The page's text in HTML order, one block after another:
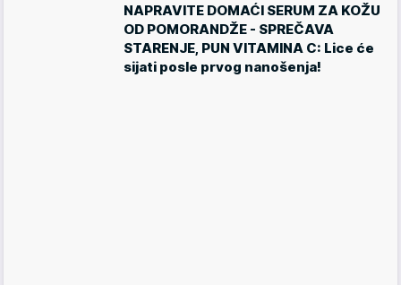
NAPRAVITE DOMAĆI SERUM ZA KOŽU
OD POMORANDŽE - SPREČAVA
STARENJE, PUN VITAMINA C: Lice će
sijati posle prvog nanošenja!